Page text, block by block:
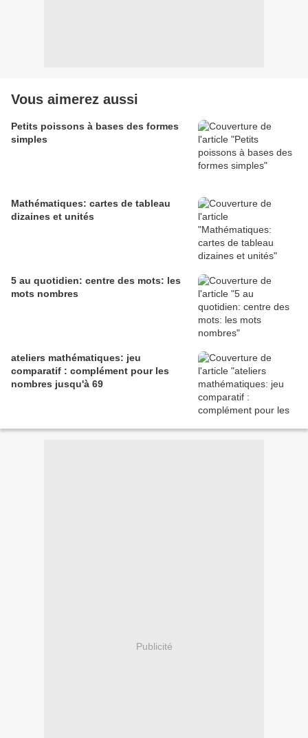
Vous aimerez aussi
Petits poissons à bases des formes
simples
Mathématiques: cartes de tableau
dizaines et unités
5 au quotidien: centre des mots: les
mots nombres
ateliers mathématiques: jeu
comparatif : complément pour les
nombres jusqu'à 69
Publicité